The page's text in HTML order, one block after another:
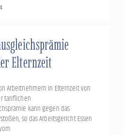
Elternzeit
Arbeitnehmern in Elternzeit von
tariflichen
kann gegen das
so das Arbeitsgericht Essen